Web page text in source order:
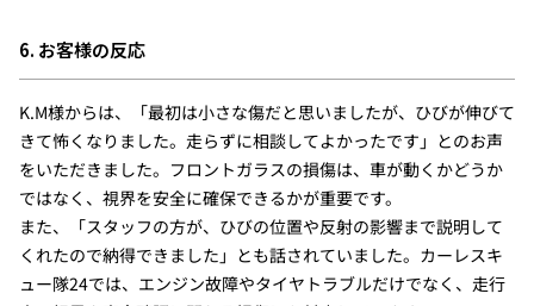
6. お客様の反応
K.M様からは、「最初は小さな傷だと思いましたが、ひびが伸びて
きて怖くなりました。走らずに相談してよかったです」とのお声
をいただきました。フロントガラスの損傷は、車が動くかどうか
ではなく、視界を安全に確保できるかが重要です。
また、「スタッフの方が、ひびの位置や反射の影響まで説明して
くれたので納得できました」とも話されていました。カーレスキ
ュー隊24では、エンジン故障やタイヤトラブルだけでなく、走行